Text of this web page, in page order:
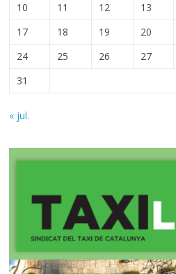
10
11 12 13
17
18 19 20
24
25 26 27
31
« jul.